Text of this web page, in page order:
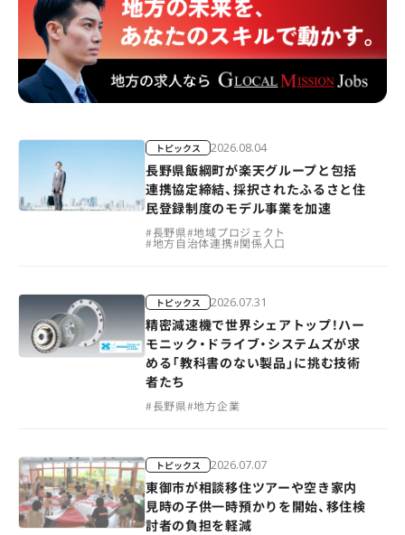
トピックス 2026.08.04
長野県飯綱町が楽天グループと包括
連携協定締結、採択されたふるさと住
民登録制度のモデル事業を加速
#長野県#地域プロジェクト
#地方自治体連携#関係人口
トピックス 2026.07.31
精密減速機で世界シェアトップ！ハー
モニック・ドライブ・システムズが求
める「教科書のない製品」に挑む技術
者たち
#長野県#地方企業
トピックス 2026.07.07
東御市が相談移住ツアーや空き家内
見時の子供一時預かりを開始、移住検
討者の負担を軽減